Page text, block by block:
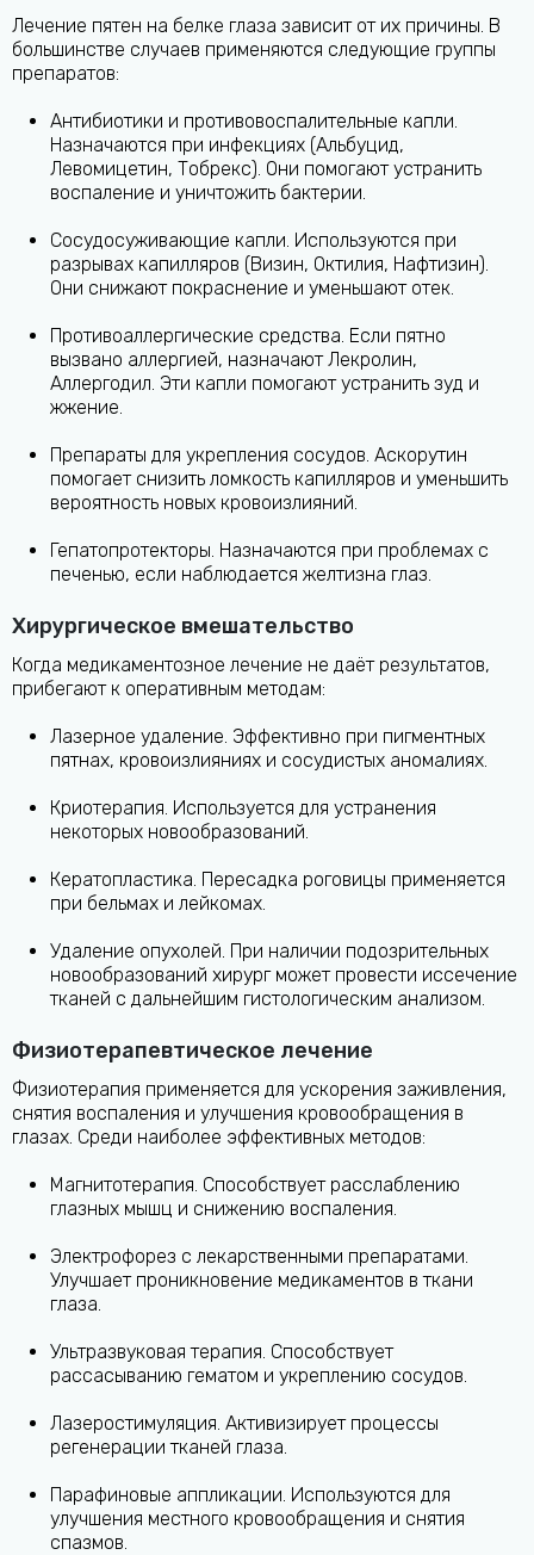
Лечение пятен на белке глаза зависит от их причины. В
большинстве случаев применяются следующие группы
препаратов:
Антибиотики и противовоспалительные капли.
Назначаются при инфекциях (Альбуцид,
Левомицетин, Тобрекс). Они помогают устранить
воспаление и уничтожить бактерии.
Сосудосуживающие капли. Используются при
разрывах капилляров (Визин, Октилия, Нафтизин).
Они снижают покраснение и уменьшают отек.
Противоаллергические средства. Если пятно
вызвано аллергией, назначают Лекролин,
Аллергодил. Эти капли помогают устранить зуд и
жжение.
Препараты для укрепления сосудов. Аскорутин
помогает снизить ломкость капилляров и уменьшить
вероятность новых кровоизлияний.
Гепатопротекторы. Назначаются при проблемах с
печенью, если наблюдается желтизна глаз.
Хирургическое вмешательство
Когда медикаментозное лечение не даёт результатов,
прибегают к оперативным методам:
Лазерное удаление. Эффективно при пигментных
пятнах, кровоизлияниях и сосудистых аномалиях.
Криотерапия. Используется для устранения
некоторых новообразований.
Кератопластика. Пересадка роговицы применяется
при бельмах и лейкомах.
Удаление опухолей. При наличии подозрительных
новообразований хирург может провести иссечение
тканей с дальнейшим гистологическим анализом.
Физиотерапевтическое лечение
Физиотерапия применяется для ускорения заживления,
снятия воспаления и улучшения кровообращения в
глазах. Среди наиболее эффективных методов:
Магнитотерапия. Способствует расслаблению
глазных мышц и снижению воспаления.
Электрофорез с лекарственными препаратами.
Улучшает проникновение медикаментов в ткани
глаза.
Ультразвуковая терапия. Способствует
рассасыванию гематом и укреплению сосудов.
Лазеростимуляция. Активизирует процессы
регенерации тканей глаза.
Парафиновые аппликации. Используются для
улучшения местного кровообращения и снятия
спазмов.